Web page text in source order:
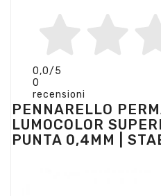
0,0/5
0
recensioni
PENNARELLO
LUMOCOLOR
PUNTA 0,4MM |